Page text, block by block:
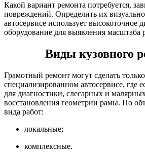
Какой вариант ремонта потребуется,
повреждений. Определить их визуально
автосервисе использует высокоточное
оборудование для выявления масштаба
Виды кузовного
Грамотный ремонт могут сделать
специализированном автосервисе, где
для диагностики, слесарных и
восстановления геометрии рамы. По
вида работ:
локальные;
комплексные.